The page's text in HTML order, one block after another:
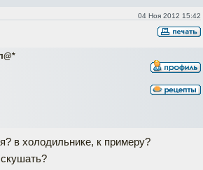
04 Ноя 2012 15:42
в холодильнике, к примеру?